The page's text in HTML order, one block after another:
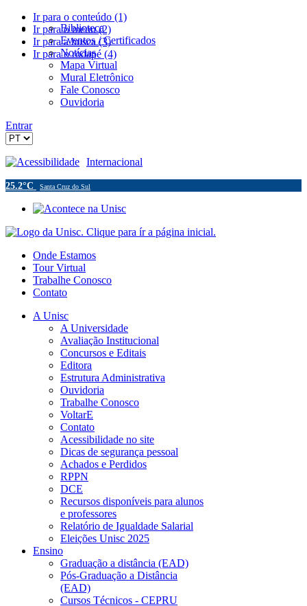
Ir para o conteúdo (1)
Ir para o menu (2)
Ir para a busca (3)
Ir para o rodapé (4)
Biblioteca
Eventos / Certificados
Notícias
Mapa Virtual
Mural Eletrônico
Fale Conosco
Ouvidoria
Entrar
Acessibilidade Internacional
25.2°C Santa Cruz do Sul
Onde Estamos
Tour Virtual
Trabalhe Conosco
Contato
A Unisc
A Universidade
Avaliação Institucional
Concursos e Editais
Editora
Estrutura Administrativa
Ouvidoria
Trabalhe Conosco
VoltarE
Contato
Acessibilidade no site
Dicas de segurança pessoal
Achados e Perdidos
RPPN
DCE
Recursos disponíveis para alunos
e professores
Relatório de Igualdade Salarial
Eleições Unisc 2025
Ensino
Graduação a distância (EAD)
Pós-Graduação a Distância
(EAD)
Cursos Técnicos - CEPRU